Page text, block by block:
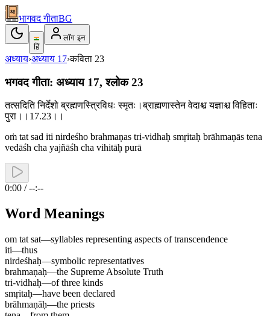
भागवद गीताBG
हिं
लॉग इन
अध्याय›अध्याय 17›कविता 23
भगवद गीता: अध्याय 17, श्लोक 23
तत्सदिति निर्देशो ब्रह्मणस्त्रिविधः स्मृतः।ब्राह्मणास्तेन वेदाश्च यज्ञाश्च विहिताः
पुरा।।17.23।।
oṁ tat sad iti nirdeśho brahmaṇas tri-vidhaḥ smṛitaḥ brāhmaṇās tena
vedāśh cha yajñāśh cha vihitāḥ purā
0:00 / --:--
Word Meanings
om tat sat—syllables representing aspects of transcendence
iti—thus
nirdeśhaḥ—symbolic representatives
brahmaṇaḥ—the Supreme Absolute Truth
tri-vidhaḥ—of three kinds
smṛitaḥ—have been declared
brāhmaṇāḥ—the priests